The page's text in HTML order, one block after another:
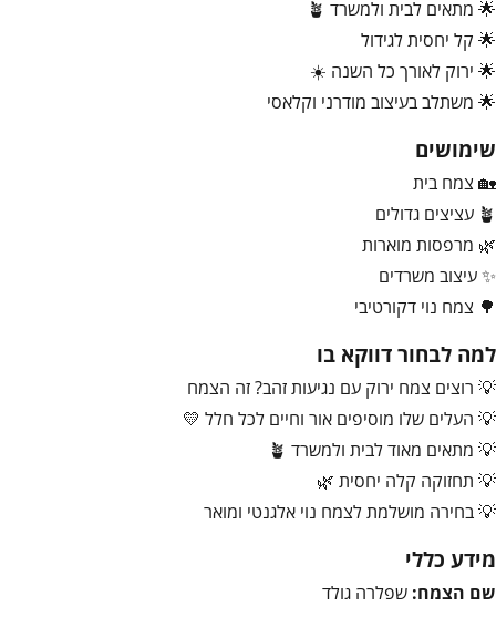
🌟 מתאים לבית ולמשרד 🪴
🌟 קל יחסית לגידול
🌟 ירוק לאורך כל השנה ☀️
🌟 משתלב בעיצוב מודרני וקלאסי
שימושים
🏡 צמח בית
🪴 עציצים גדולים
🌿 מרפסות מוארות
✨ עיצוב משרדים
🌳 צמח נוי דקורטיבי
למה לבחור דווקא בו
💡 רוצים צמח ירוק עם נגיעות זהב? זה הצמח
💡 העלים שלו מוסיפים אור וחיים לכל חלל 💛
💡 מתאים מאוד לבית ולמשרד 🪴
💡 תחזוקה קלה יחסית 🌿
💡 בחירה מושלמת לצמח נוי אלגנטי ומואר
מידע כללי
שם הצמח: שפלרה גולד